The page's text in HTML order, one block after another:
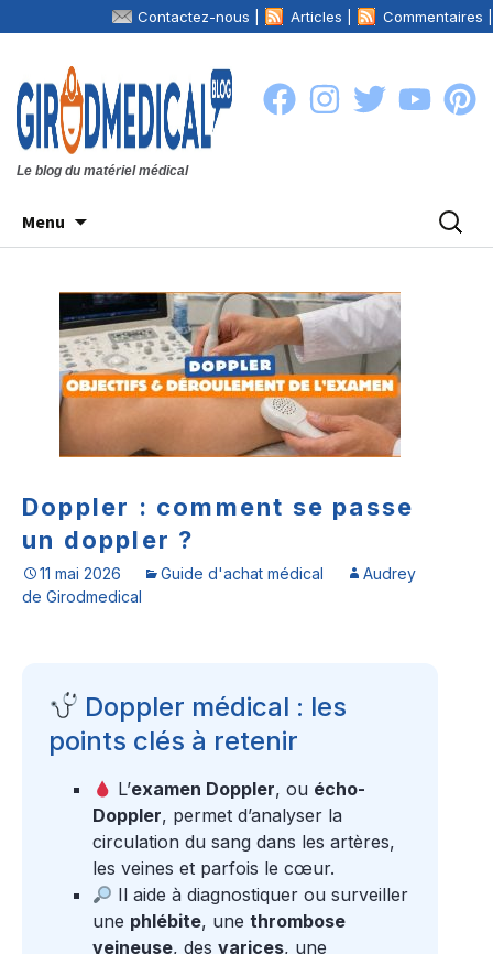
Commentaires |
Articles |
Contactez-nous |
Le blog du matériel médical
Menu
principal
Doppler : comment se passe
un doppler ?
11 mai 2026 Guide d'achat médical
Audrey
de Girodmedical
Doppler médical : les
points clés à retenir
L’examen Doppler, ou écho-
Doppler, permet d’analyser la
circulation du sang dans les artères,
les veines et parfois le cœur.
Il aide à diagnostiquer ou surveiller
une phlébite, une thrombose
veineuse, des varices, une